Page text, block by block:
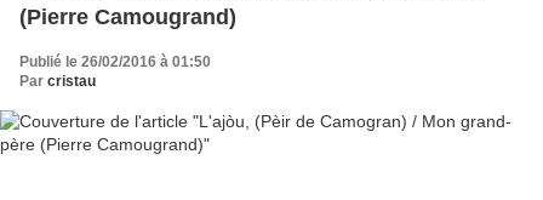
(Pierre Camougrand)
Publié le 26/02/2016 à 01:50
Par cristau